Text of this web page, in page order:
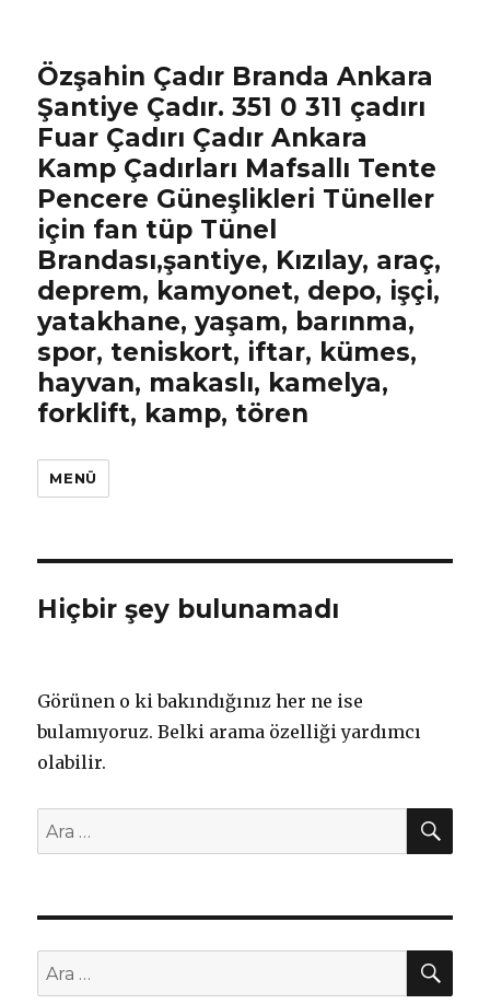
Özşahin Çadır Branda Ankara
Şantiye Çadır. 351 0 311 çadırı
Fuar Çadırı Çadır Ankara
Kamp Çadırları Mafsallı Tente
Pencere Güneşlikleri Tüneller
için fan tüp Tünel
Brandası,şantiye, Kızılay, araç,
deprem, kamyonet, depo, işçi,
yatakhane, yaşam, barınma,
spor, teniskort, iftar, kümes,
hayvan, makaslı, kamelya,
forklift, kamp, tören
MENÜ
Hiçbir şey bulunamadı
Görünen o ki bakındığınız her ne ise
bulamıyoruz. Belki arama özelliği yardımcı
olabilir.
Ara:
Ara: